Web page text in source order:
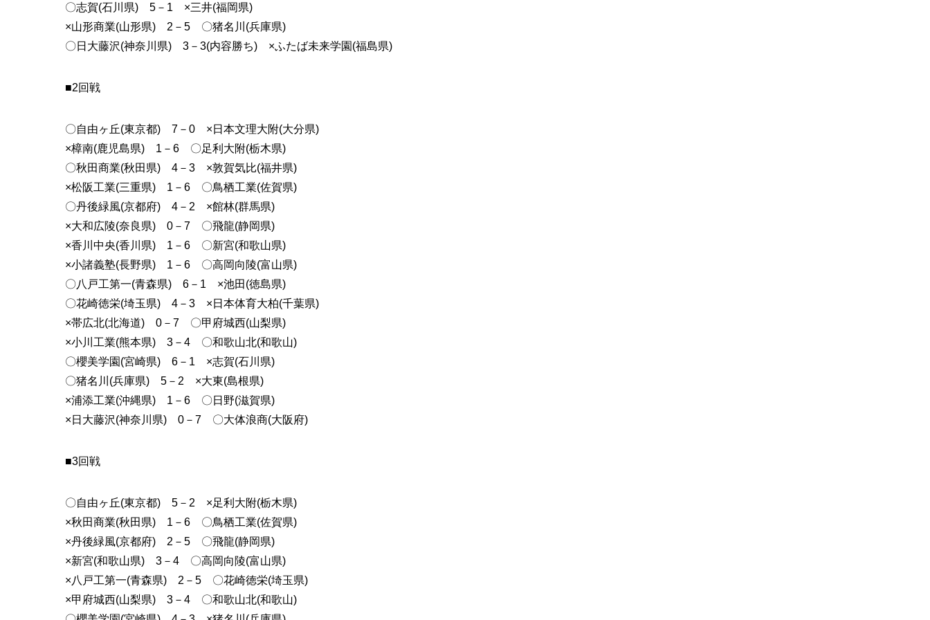
〇志賀(石川県) 5－1 ×三井(福岡県)
×山形商業(山形県) 2－5 〇猪名川(兵庫県)
〇日大藤沢(神奈川県) 3－3(内容勝ち) ×ふたば未来学園(福島県)
■2回戦
〇自由ヶ丘(東京都) 7－0 ×日本文理大附(大分県)
×樟南(鹿児島県) 1－6 〇足利大附(栃木県)
〇秋田商業(秋田県) 4－3 ×敦賀気比(福井県)
×松阪工業(三重県) 1－6 〇鳥栖工業(佐賀県)
〇丹後緑風(京都府) 4－2 ×館林(群馬県)
×大和広陵(奈良県) 0－7 〇飛龍(静岡県)
×香川中央(香川県) 1－6 〇新宮(和歌山県)
×小諸義塾(長野県) 1－6 〇高岡向陵(富山県)
〇八戸工第一(青森県) 6－1 ×池田(徳島県)
〇花崎徳栄(埼玉県) 4－3 ×日本体育大柏(千葉県)
×帯広北(北海道) 0－7 〇甲府城西(山梨県)
×小川工業(熊本県) 3－4 〇和歌山北(和歌山)
〇櫻美学園(宮崎県) 6－1 ×志賀(石川県)
〇猪名川(兵庫県) 5－2 ×大東(島根県)
×浦添工業(沖縄県) 1－6 〇日野(滋賀県)
×日大藤沢(神奈川県) 0－7 〇大体浪商(大阪府)
■3回戦
〇自由ヶ丘(東京都) 5－2 ×足利大附(栃木県)
×秋田商業(秋田県) 1－6 〇鳥栖工業(佐賀県)
×丹後緑風(京都府) 2－5 〇飛龍(静岡県)
×新宮(和歌山県) 3－4 〇高岡向陵(富山県)
×八戸工第一(青森県) 2－5 〇花崎徳栄(埼玉県)
×甲府城西(山梨県) 3－4 〇和歌山北(和歌山)